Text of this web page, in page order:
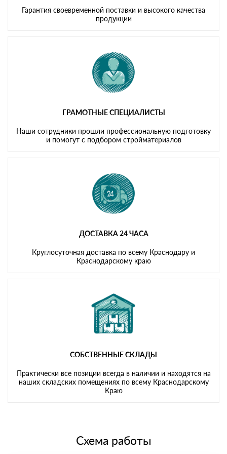
Гарантия своевременной поставки и высокого качества
продукции
ГРАМОТНЫЕ СПЕЦИАЛИСТЫ
Наши сотрудники прошли профессиональную подготовку
и помогут с подбором стройматериалов
ДОСТАВКА 24 ЧАСА
Круглосуточная доставка по всему Краснодару и
Краснодарскому краю
СОБСТВЕННЫЕ СКЛАДЫ
Практически все позиции всегда в наличии и находятся на
наших складских помещениях по всему Краснодарскому
Краю
Схема работы